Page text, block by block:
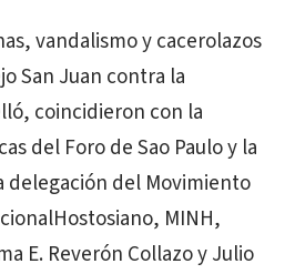
vandalismo y cacerolazos
San Juan contra la
coincidieron con la
del Foro de Sao Paulo y la
delegación del Movimiento
MINH,
E. Reverón Collazo y Julio